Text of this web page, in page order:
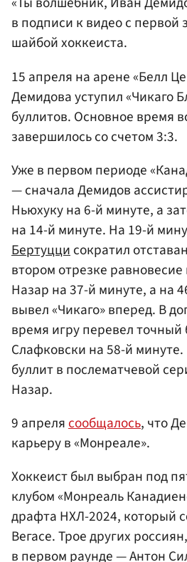
в подписи к видео с первой
шайбой хоккеиста.
15 апреля на арене «Белл
Демидова уступил «Чикаго
буллитов. Основное время
завершилось со счетом 3:3.
Уже в первом периоде
— сначала Демидов
Ньюхуку на 6-й минуте, а
на 14-й минуте. На 19-й
Бертуццисократил
втором отрезке
Назар на 37-й минуте, а на
вывел «Чикаго» вперед. В
время игру перевел
Слафковски на 58-й
буллит в послематчевой
Назар.
9 апрелясообщалось, что
карьеру в «Монреале».
Хоккеист был выбран под
клубом «Монреаль
драфта НХЛ-2024, который
Вегасе. Трое других
в первом раунде — Антон